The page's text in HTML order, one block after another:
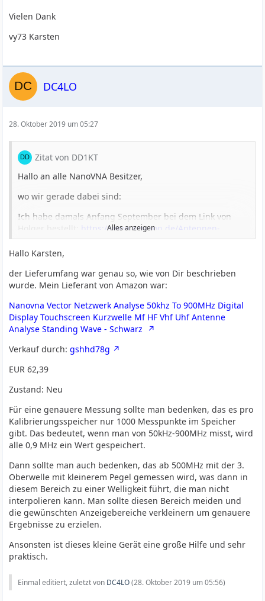
Vielen Dank
vy73 Karsten
DC4LO
28. Oktober 2019 um 05:27
Zitat von DD1KT
Hallo an alle NanoVNA Besitzer,
wo wir gerade dabei sind:
Ich habe damals Anfang September bei dem Link von
https://www.amazon.de/Antennen-
Netzw…=gateway&sr=8-7
Es war ein NanoVNA mit Schirmblech und allen
Zubehörteilen, auch wenn das Calset (Open Short, Load)
nicht in der Beschreibung stand. Der Verkäufer scheint
Was ich als Unterschied festgestellt habe ist, dass
unterschiedliche Rauschzahlen für bis 300M , 300-600M
angegeben werden (mal 70dB/ 60dB / 50dB, mal
Bei Amazon haben sich bei den 70dB/50dB/40dB
Angeboten schon einige beschwert, dass die in der
Beschreibung angegebenen Schirmbleche nicht
vorhanden waren.
Vielleicht können einige Käufer hier Ihre Quelle angeben
und den erhaltenen Umfang:
- Batterie eingebaut
- Calset (open load short) dabei
- SMA auf SMA Verbinder (Buchse/Buchse)
- 2 SMA Kabel
- Schirmbleche zwischen den beiden SMA Buchsen
verbaut
Ich wollte für einen Bekannten einen besorgen, bin aber
Alles anzeigen
Hallo Karsten,
der Lieferumfang war genau so, wie von Dir beschrieben
wurde. Mein Lieferant von Amazon war:
Nanovna Vector Netzwerk Analyse 50khz To 900MHz Digital
Display Touchscreen Kurzwelle Mf HF Vhf Uhf Antenne
Analyse Standing Wave - Schwarz
Verkauf durch:gshhd78g
EUR 62,39
Zustand: Neu
Für eine genauere Messung sollte man bedenken, das es pro
Kalibrierungsspeicher nur 1000 Messpunkte im Speicher
gibt. Das bedeutet, wenn man von 50kHz-900MHz misst, wird
alle 0,9 MHz ein Wert gespeichert.
Dann sollte man auch bedenken, das ab 500MHz mit der 3.
Oberwelle mit kleinerem Pegel gemessen wird, was dann in
diesem Bereich zu einer Welligkeit führt, die man nicht
interpolieren kann. Man sollte diesen Bereich meiden und
die gewünschten Anzeigebereiche verkleinern um genauere
Ergebnisse zu erzielen.
Ansonsten ist dieses kleine Gerät eine große Hilfe und sehr
praktisch.
Einmal editiert, zuletzt von DC4LO(28. Oktober 2019 um 05:56)